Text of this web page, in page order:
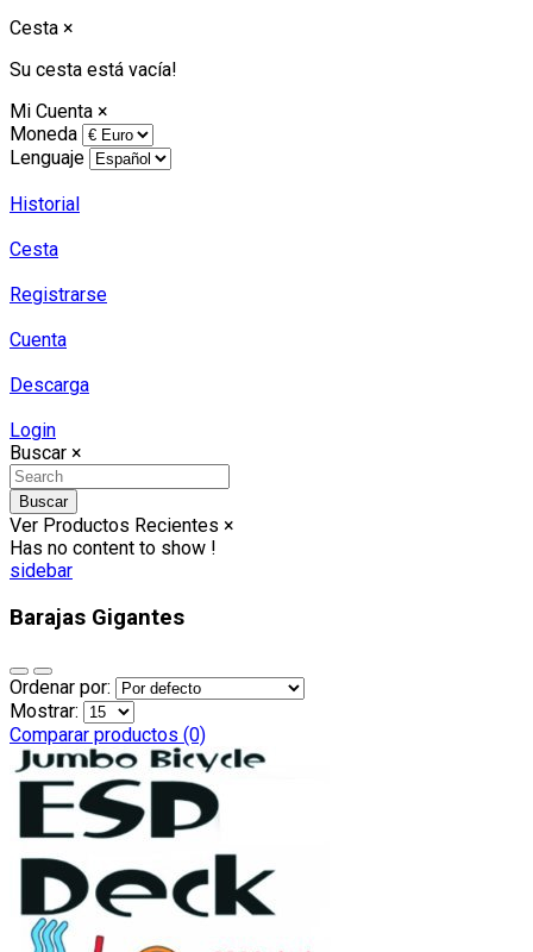
Cesta ×
Su cesta está vacía!
Mi Cuenta ×
Moneda
Lenguaje
Historial
Cesta
Registrarse
Cuenta
Descarga
Login
Buscar ×
Buscar
Ver Productos Recientes ×
Has no content to show !
sidebar
Barajas Gigantes
Ordenar por:
Mostrar:
Comparar productos (0)